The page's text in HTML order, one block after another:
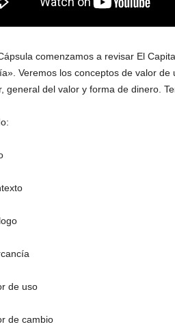
comenzamos a revisar El
Veremos los conceptos de valor
general del valor y forma de dinero.
de uso
de cambio